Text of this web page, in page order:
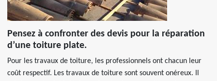
Pensez à confronter des devis pour la réparation
d’une toiture plate.
Pour les travaux de toiture, les professionnels ont chacun leur
coût respectif. Les travaux de toiture sont souvent onéreux. Il